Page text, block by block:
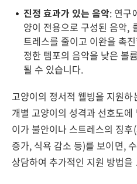
진정 효과가 있는 음악: 연구
양이 전용으로 구성된 음악,
트레스를 줄이고 이완을 촉
정한 템포의 음악을 낮은 볼
될 수 있습니다.
고양이의 정서적 웰빙을 지원
개별 고양이의 성격과 선호도
이가 불안이나 스트레스의 징
증가, 식욕 감소 등)를 보이면,
상담하여 추가적인 지원 방법